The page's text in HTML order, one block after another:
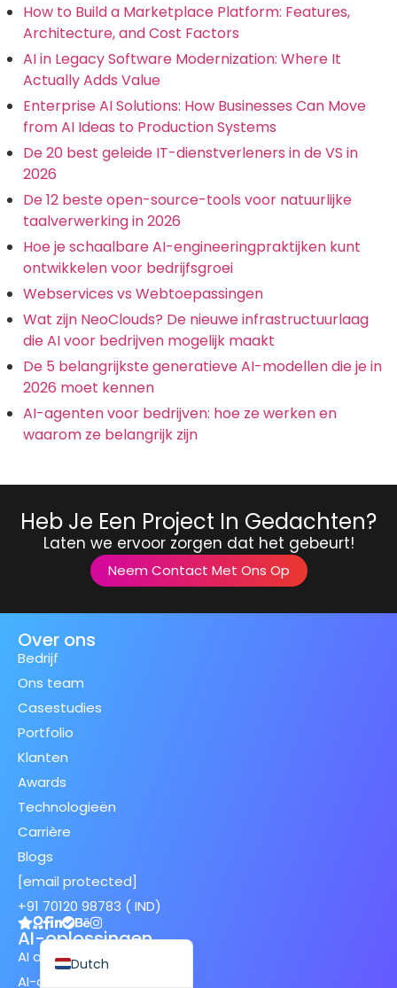
How to Build a Marketplace Platform: Features,
Architecture, and Cost Factors
AI in Legacy Software Modernization: Where It
Actually Adds Value
Enterprise AI Solutions: How Businesses Can Move
from AI Ideas to Production Systems
De 20 best geleide IT-dienstverleners in de VS in
2026
De 12 beste open-source-tools voor natuurlijke
taalverwerking in 2026
Hoe je schaalbare AI-engineeringpraktijken kunt
ontwikkelen voor bedrijfsgroei
Webservices vs Webtoepassingen
Wat zijn NeoClouds? De nieuwe infrastructuurlaag
die AI voor bedrijven mogelijk maakt
De 5 belangrijkste generatieve AI-modellen die je in
2026 moet kennen
AI-agenten voor bedrijven: hoe ze werken en
waarom ze belangrijk zijn
Heb Je Een Project In Gedachten?
Laten we ervoor zorgen dat het gebeurt!
Neem Contact Met Ons Op
Over ons
Bedrijf
Ons team
Casestudies
Portfolio
Klanten
Awards
Technologieën
Carrière
Blogs
[email protected]
+91 70120 98783 ( IND)
AI-oplossingen
AI advies
AI-diensten
Dutch
English
Spanish (Mexico)
Italian
German
Finnish
Spanish (Spain)